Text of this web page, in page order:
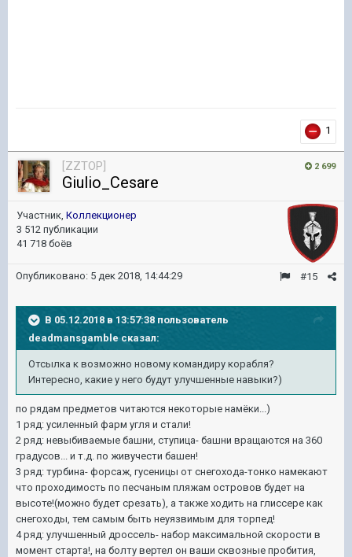
1
2 699
[ZZTOP]
Giulio_Cesare
Участник, Коллекционер
3 512 публикации
41 718 боёв
#15
Опубликовано: 5 дек 2018, 14:44:29
В 05.12.2018 в 13:57:38 пользователь
deadmansgambleсказал:
Отсылка к возможно новому командиру корабля?
Интересно, какие у него будут улучшенные навыки?)
по рядам предметов читаются некоторые намёки...)
1 ряд: усиленный фарм угля и стали!
2 ряд: невыбиваемые башни, ступица- башни вращаются на 360
градусов... и т.д. по живучести башен!
3 ряд: турбина- форсаж, гусеницы от снегохода-тонко намекают
что проходимость по песчаным пляжам островов будет на
высоте!(можно будет срезать), а также ходить на глиссере как
снегоходы, тем самым быть неуязвимым для торпед!
4 ряд: улучшенный дроссель- набор максимальной скорости в
момент старта!, на болту вертел он ваши сквозные пробития,